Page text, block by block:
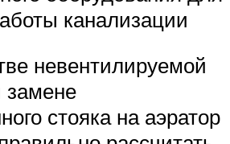
канализации
невентилируемой
стояка на аэратор